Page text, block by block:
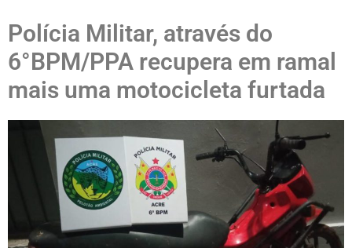
Polícia Militar, através do
6°BPM/PPA recupera em ramal
mais uma motocicleta furtada